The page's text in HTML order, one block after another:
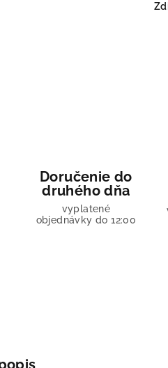
Doručenie do
druhého dňa
vyplatené
objednávky do 12:00